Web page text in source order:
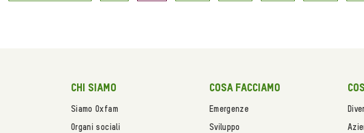
Chi siamo
Siamo Oxfam
Organi sociali
Cosa facciamo
Emergenze
Sviluppo